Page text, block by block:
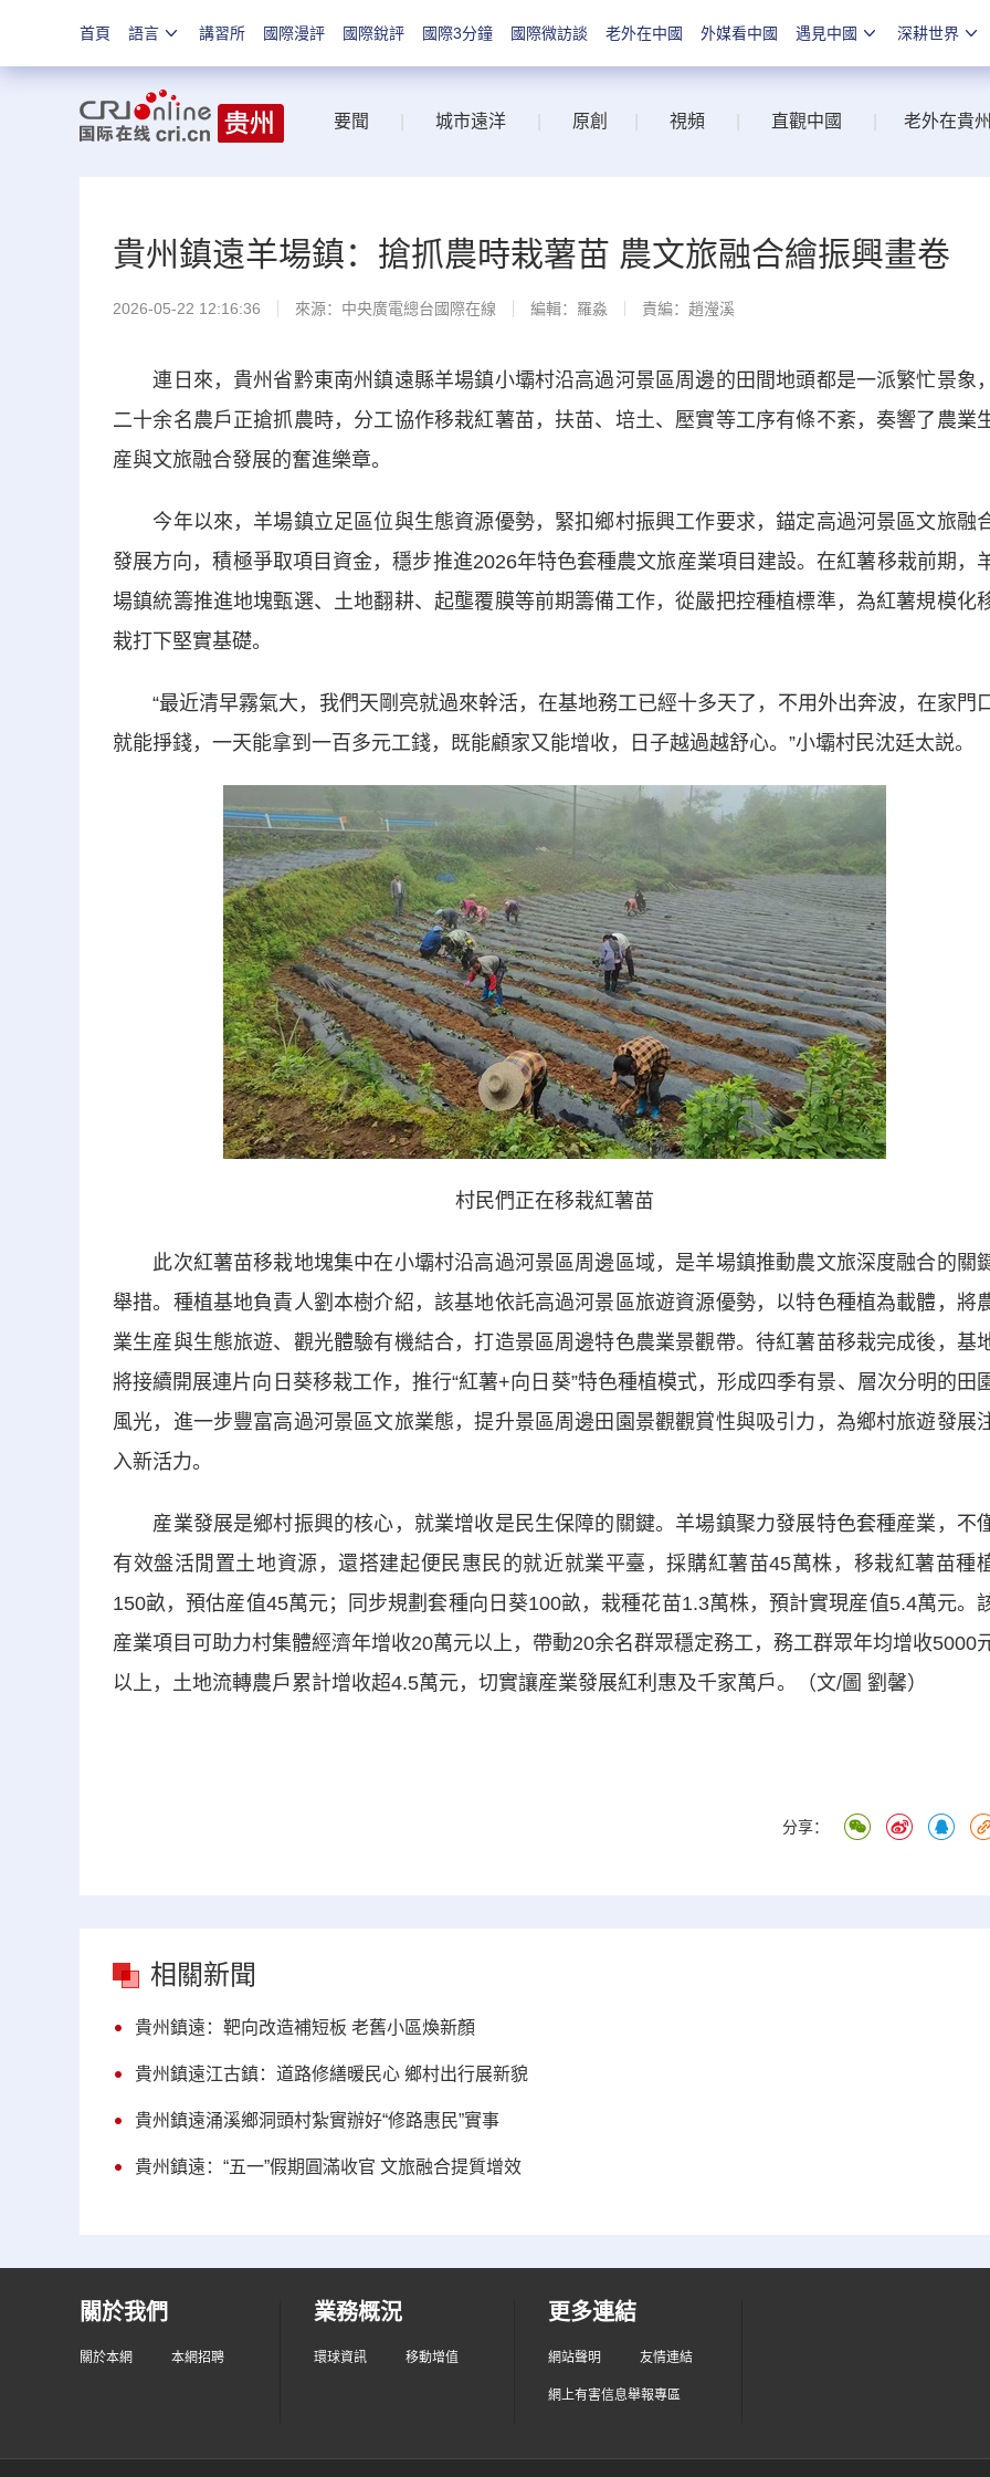
首頁 語言 講習所 國際漫評 國際銳評 國際3分鐘 國際微訪談 老外在中國 外媒看中國 遇見中國 深耕世界
要聞 城市遠洋 原創 視頻 直觀中國 老外在貴州
貴州鎮遠羊場鎮：搶抓農時栽薯苗 農文旅融合繪振興畫卷
2026-05-22 12:16:36 來源：中央廣電總台國際在線 編輯：羅淼 責編：趙瀅溪
連日來，貴州省黔東南州鎮遠縣羊場鎮小壩村沿高過河景區周邊的田間地頭都是一派繁忙景象，
二十余名農戶正搶抓農時，分工協作移栽紅薯苗，扶苗、培土、壓實等工序有條不紊，奏響了農業
産與文旅融合發展的奮進樂章。
今年以來，羊場鎮立足區位與生態資源優勢，緊扣鄉村振興工作要求，錨定高過河景區文旅融
發展方向，積極爭取項目資金，穩步推進2026年特色套種農文旅産業項目建設。在紅薯移栽前期，
場鎮統籌推進地塊甄選、土地翻耕、起壟覆膜等前期籌備工作，從嚴把控種植標準，為紅薯規模化
栽打下堅實基礎。
“最近清早霧氣大，我們天剛亮就過來幹活，在基地務工已經十多天了，不用外出奔波，在家門
就能掙錢，一天能拿到一百多元工錢，既能顧家又能增收，日子越過越舒心。”小壩村民沈廷太説。
村民們正在移栽紅薯苗
此次紅薯苗移栽地塊集中在小壩村沿高過河景區周邊區域，是羊場鎮推動農文旅深度融合的關
舉措。種植基地負責人劉本樹介紹，該基地依託高過河景區旅遊資源優勢，以特色種植為載體，將
業生産與生態旅遊、觀光體驗有機結合，打造景區周邊特色農業景觀帶。待紅薯苗移栽完成後，基
將接續開展連片向日葵移栽工作，推行“紅薯+向日葵”特色種植模式，形成四季有景、層次分明的田
風光，進一步豐富高過河景區文旅業態，提升景區周邊田園景觀觀賞性與吸引力，為鄉村旅遊發展
入新活力。
産業發展是鄉村振興的核心，就業增收是民生保障的關鍵。羊場鎮聚力發展特色套種産業，不
有效盤活閒置土地資源，還搭建起便民惠民的就近就業平臺，採購紅薯苗45萬株，移栽紅薯苗種
150畝，預估産值45萬元；同步規劃套種向日葵100畝，栽種花苗1.3萬株，預計實現産值5.4萬元。
産業項目可助力村集體經濟年增收20萬元以上，帶動20余名群眾穩定務工，務工群眾年均增收5000
以上，土地流轉農戶累計增收超4.5萬元，切實讓産業發展紅利惠及千家萬戶。（文/圖 劉馨）
分享：
相關新聞
貴州鎮遠：靶向改造補短板 老舊小區煥新顏
貴州鎮遠江古鎮：道路修繕暖民心 鄉村出行展新貌
貴州鎮遠涌溪鄉洞頭村紮實辦好“修路惠民”實事
貴州鎮遠：“五一”假期圓滿收官 文旅融合提質增效
關於我們
關於本網 本網招聘
業務概況
環球資訊 移動增值
更多連結
網站聲明 友情連結
網上有害信息舉報專區